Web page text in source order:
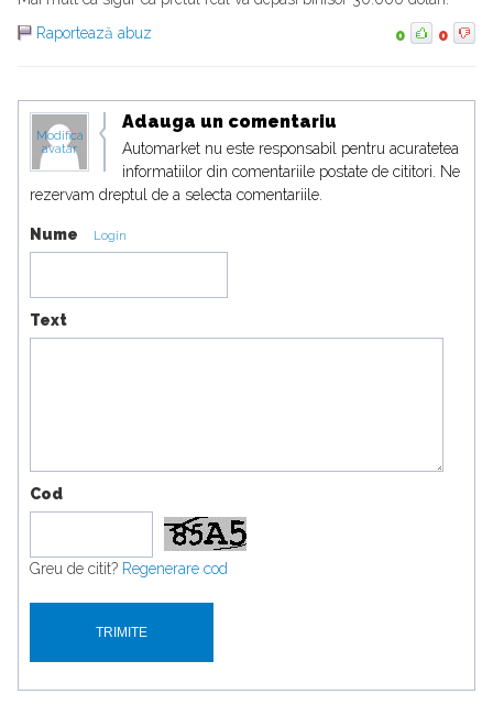
Raportează abuz
0 0
Modifica
avatar
Adauga un comentariu
Automarket nu este responsabil pentru acuratetea
informatiilor din comentariile postate de cititori. Ne
rezervam dreptul de a selecta comentariile.
Nume Login
Text
Cod
Greu de citit? Regenerare cod